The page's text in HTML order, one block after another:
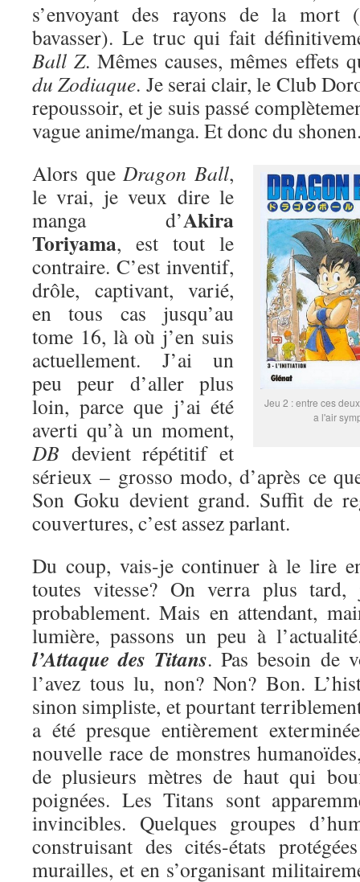
s’envoyant des rayons de la mort
bavasser). Le truc qui fait
Ball Z. Mêmes causes, mêmes effets
du Zodiaque. Je serai clair, le Club
repoussoir, et je suis passé
vague anime/manga. Et donc du
Jeu 2 : entre ces
a l'air
Alors queDragon Ball,
le vrai, je veux dire le
manga d’Akira
Toriyama, est tout le
contraire. C’est inventif,
drôle, captivant, varié,
en tous cas jusqu’au
tome 16, là où j’en suis
actuellement. J’ai un
peu peur d’aller plus
loin, parce que j’ai été
averti qu’à un moment,
DB devient répétitif et
sérieux – grosso modo, d’après ce
Son Goku devient grand. Suffit de
couvertures, c’est assez parlant.
Du coup, vais-je continuer à le lire
toutes vitesse? On verra plus
probablement. Mais en attendant,
lumière, passons un peu à
l’Attaque des Titans. Pas besoin de
l’avez tous lu, non? Non? Bon.
sinon simpliste, et pourtant
a été presque entièrement
nouvelle race de monstres
de plusieurs mètres de haut qui
poignées. Les Titans sont
invincibles. Quelques groupes
construisant des cités-états
murailles, et en s’organisant